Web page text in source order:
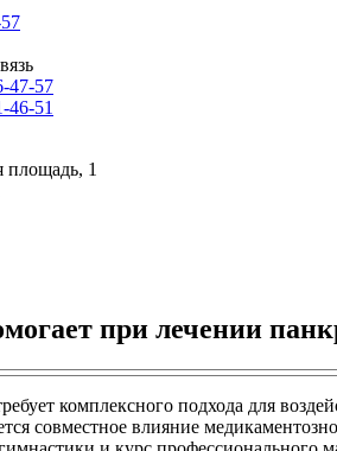
47-57
46-51
площадь, 1
при лечении
комплексного подхода для
совместное влияние